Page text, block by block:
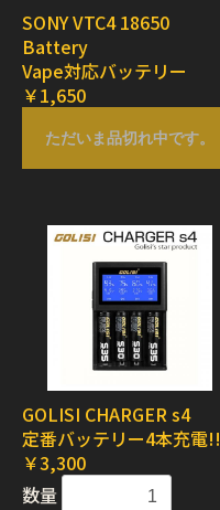
SONY VTC4 18650
Battery
Vape対応バッテリー
￥1,650
ただいま品切れ中です。
GOLISI CHARGER s4
定番バッテリー4本充電!!
￥3,300
数量